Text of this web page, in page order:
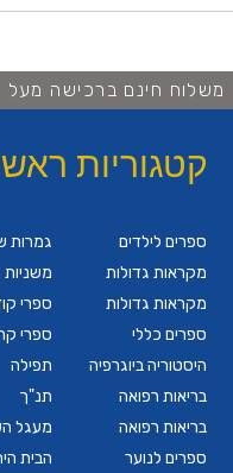
משלוח חינם ברכישה מעל 200 ש"ח למעט שסי"ם שבמבצע
קטגוריות
גמרות
משניות
ספרי
ספרי
תפילה
תנ"ך
מעגל
הבית
ספרים לילדים
מקראות גדולות
מקראות גדולות
ספרים כללי
היסטוריה ביוגרפיה
בריאות רפואה
בריאות רפואה
ספרים לנוער